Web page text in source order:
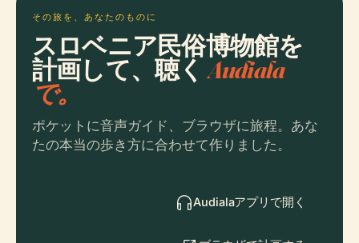
その旅を、あなたのものに
スロベニア民俗博物館を
計画して、聴くAudiala
で。
ポケットに音声ガイド、ブラウザに旅程。あな
たの本当の歩き方に合わせて作りました。
Audialaアプリで開く